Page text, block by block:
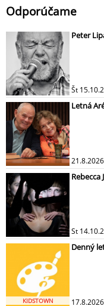
Odporúčame
Peter
Št
Letná
Rebecca
St
KIDSTOWN
Denný